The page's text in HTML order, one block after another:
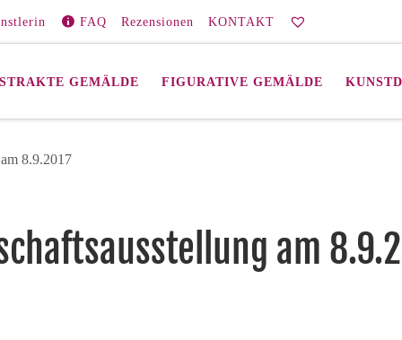
FAQ Rezensionen KONTAKT
GEMÄLDE FIGURATIVE GEMÄLDE
8.9.2017
am